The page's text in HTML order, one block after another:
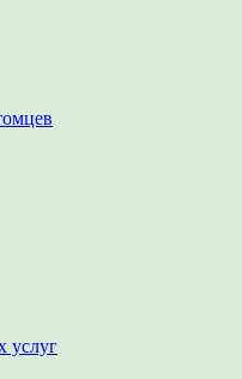
услуг